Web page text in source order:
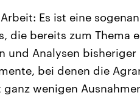
Es ist eine
die bereits zum Thema
und Analysen
bei denen die
wenigen